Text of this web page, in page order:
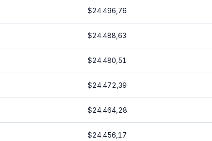
$24.496,76
$24.488,63
$24.480,51
$24.472,39
$24.464,28
$24.456,17